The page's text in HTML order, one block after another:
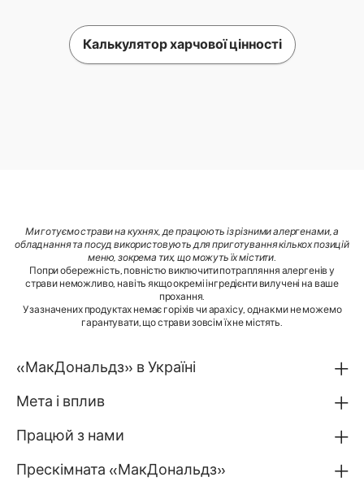
Калькулятор харчової цінності
Ми готуємо страви на кухнях, де працюють із різними алергенами, а
обладнання та посуд використовують для приготування кількох позицій
меню, зокрема тих, що можуть їх містити.
Попри обережність, повністю виключити потрапляння алергенів у
страви неможливо, навіть якщо окремі інгредієнти вилучені на ваше
прохання.
У зазначених продуктах немає горіхів чи арахісу, однак ми не можемо
гарантувати, що страви зовсім їх не містять.
«МакДональдз» в Україні
Мета і вплив
Працюй з нами
Прескімната «МакДональдз»